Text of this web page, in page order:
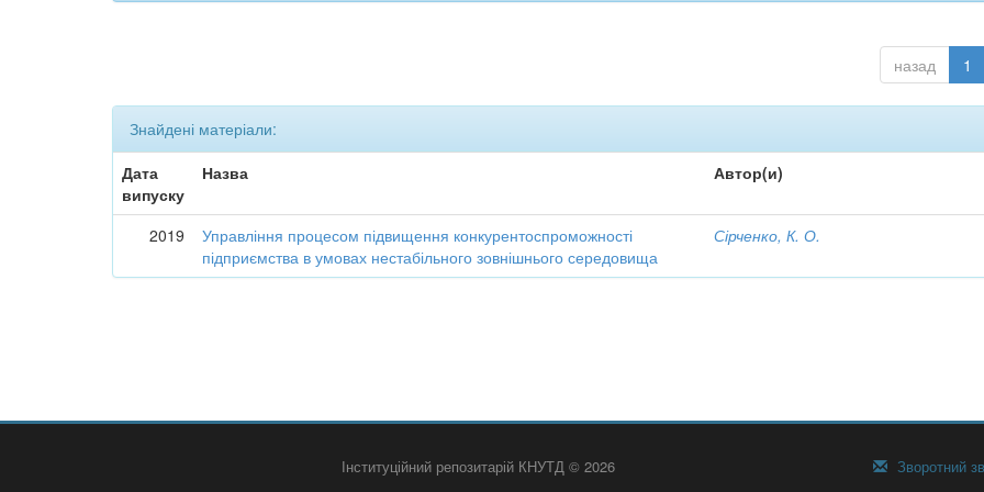
назад 1
Знайдені матеріали:
Дата
випуску
Назва Автор(и)
2019
Управління процесом підвищення конкурентоспроможності
підприємства в умовах нестабільного зовнішнього середовища
Сірченко, К. О.
Інституційний репозитарій КНУТД © 2026 Зворотний